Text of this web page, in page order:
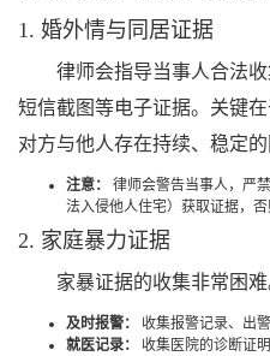
1. 婚外情与同居证据
律师会指导当事人合法
短信截图等电子证据。关键
对方与他人存在持续、稳定的
注意：
律师会警告当事人，严
法入侵他人住宅）获取证据，
2. 家庭暴力证据
家暴证据的收集非常困
及时报警：
收集报警记录、出
就医记录：
收集医院的诊断证